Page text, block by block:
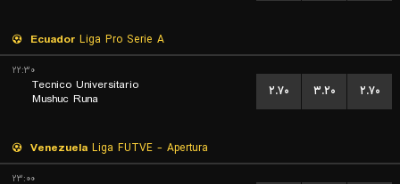
Ecuador Liga Pro Serie A
۲۲:۳۰
Tecnico Universitario
Mushuc Runa
۲.۷۰ ۳.۲۰ ۲.۷۰
Venezuela Liga FUTVE - Apertura
۲۳:۰۰